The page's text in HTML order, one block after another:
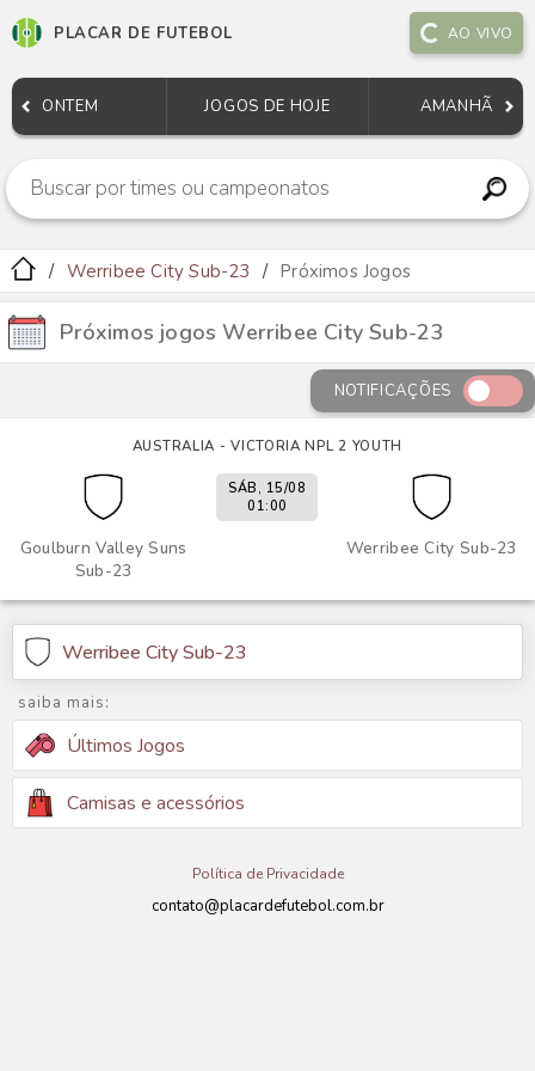
PLACAR DE FUTEBOL AO VIVO
ONTEM JOGOS DE HOJE AMANHÃ
Werribee City Sub-23 Próximos Jogos
Próximos jogos Werribee City Sub-23
NOTIFICAÇÕES
AUSTRALIA - VICTORIA NPL 2 YOUTH
Goulburn Valley Suns
Sub-23
Werribee City Sub-23
SÁB, 15/08
01:00
Werribee City Sub-23
saiba mais:
Últimos Jogos
Camisas e acessórios
Política de Privacidade
contato@placardefutebol.com.br